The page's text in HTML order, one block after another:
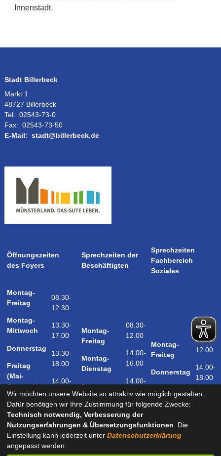
Innenstadt.
Stadt Billerbeck
Markt 1
48727 Billerbeck
Tel: 02543-73-0
Fax: 02543-73-50
E-Mail: stadt@billerbeck.de
Öffnungszeiten
des Foyers
Sprechzeiten der
Beschäftigten
Sprechzeiten
Fachbereich
Soziales
Montag-
Freitag
Montag-
Mittwoch
Donnerstag
Freitag
(Mai-
September)
Samstag
(Mai-
September)
08.30-
12.30
13.30-
17.00
13.30-
18.00
14.00-
17.00
09.00-
12.00
Montag-
Freitag
Montag-
Dienstag
Donnerstag
08.30-
12.00
14.00-
16.00
14.00-
18.00
Montag-
Freitag
Donnerstag
08.30-
12.00
14.00-
18.00
und nach Vereinbarung
Wir möchten unsere Website so attraktiv wie möglich gestalten.
Dafür benötigen wir Ihre Zustimmung für folgende Zwecke:
Technisch notwendig, Verbesserung der
Nutzungserfahrungen & Übersetzungsfunktionen. Die
Einstellung kann jederzeit unter Datenschutzerklärung
angepasst werden.